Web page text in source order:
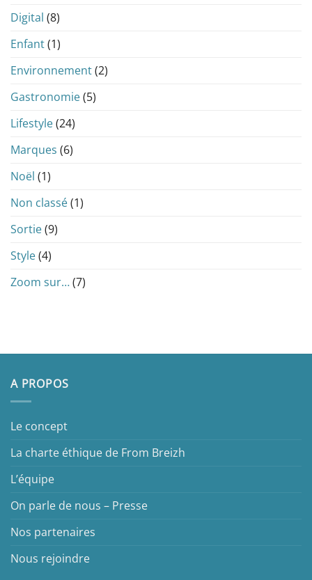
Digital (8)
Enfant(1)
Environnement(2)
Gastronomie(5)
Lifestyle(24)
Marques (6)
Noël (1)
Non classé(1)
Sortie(9)
Style(4)
Zoom sur…(7)
A PROPOS
Le concept
La charte éthique de From Breizh
L’équipe
On parle de nous – Presse
Nos partenaires
Nous rejoindre